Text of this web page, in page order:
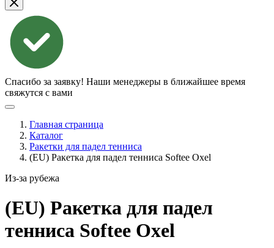
Спасибо за заявку! Наши менеджеры в ближайшее время
свяжутся с вами
Главная страница
Каталог
Ракетки для падел тенниса
(EU) Ракетка для падел тенниса Softee Oxel
Из-за рубежа
(EU) Ракетка для падел
тенниса Softee Oxel